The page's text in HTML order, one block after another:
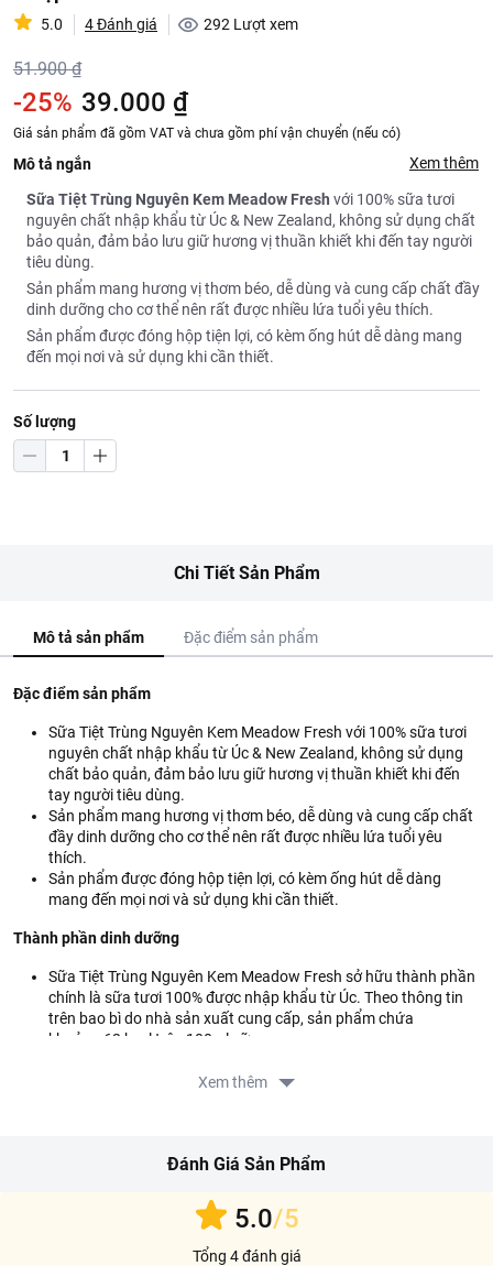
5.0 4 Đánh giá 292 Lượt xem
51.900 ₫
-25% 39.000 ₫
Giá sản phẩm đã gồm VAT và chưa gồm phí vận chuyển (nếu có)
Mô tả ngắn Xem thêm
Sữa Tiệt Trùng Nguyên Kem Meadow Fresh với 100% sữa tươi
nguyên chất nhập khẩu từ Úc & New Zealand, không sử dụng chất
bảo quản, đảm bảo lưu giữ hương vị thuần khiết khi đến tay người
tiêu dùng.
Sản phẩm mang hương vị thơm béo, dễ dùng và cung cấp chất đầy
dinh dưỡng cho cơ thể nên rất được nhiều lứa tuổi yêu thích.
Sản phẩm được đóng hộp tiện lợi, có kèm ống hút dễ dàng mang
đến mọi nơi và sử dụng khi cần thiết.
Số lượng
Chi Tiết Sản Phẩm
Mô tả sản phẩm Đặc điểm sản phẩm
Đặc điểm sản phẩm
Sữa Tiệt Trùng Nguyên Kem Meadow Fresh với 100% sữa tươi
nguyên chất nhập khẩu từ Úc & New Zealand, không sử dụng
chất bảo quản, đảm bảo lưu giữ hương vị thuần khiết khi đến
tay người tiêu dùng.
Sản phẩm mang hương vị thơm béo, dễ dùng và cung cấp chất
đầy dinh dưỡng cho cơ thể nên rất được nhiều lứa tuổi yêu
thích.
Sản phẩm được đóng hộp tiện lợi, có kèm ống hút dễ dàng
mang đến mọi nơi và sử dụng khi cần thiết.
Thành phần dinh dưỡng
Sữa Tiệt Trùng Nguyên Kem Meadow Fresh sở hữu thành phần
chính là sữa tươi 100% được nhập khẩu từ Úc. Theo thông tin
trên bao bì do nhà sản xuất cung cấp, sản phẩm chứa
khoảng 62 kcal trên 100ml sữa.
Tác dụng của sản phẩm với sức khỏe
đặc trưng của sữa tươi, đây cũng chính là nguồn cung cấp dồi
cho hệ xương, răng chắc khỏe cũng như hệ miễn dịch của cơ
Xem thêm
Đánh Giá Sản Phẩm
5.0/5
Tổng 4 đánh giá